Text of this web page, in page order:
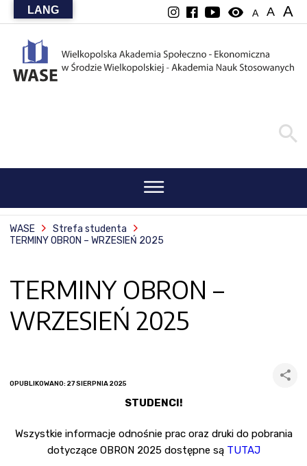
visibility A A A
WASE
Strefa studenta
TERMINY OBRON – WRZESIEŃ 2025
TERMINY OBRON –
WRZESIEŃ 2025
OPUBLIKOWANO: 27 SIERPNIA 2025
STUDENCI!
Wszystkie informacje odnośnie prac oraz druki do pobrania
dotyczące OBRON 2025 dostępne są TUTAJ
LANG